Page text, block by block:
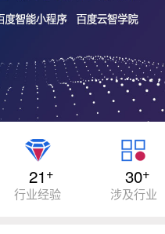
21+
行业经验
30+
涉及行业